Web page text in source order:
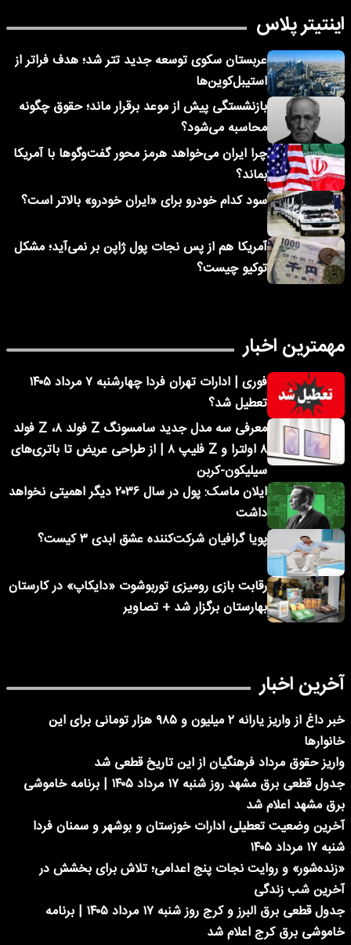
اینتیتر پلاس
عربستان سکوی توسعه جدید تتر شد؛ هدف فراتر از
استیبل‌کوین‌ها
بازنشستگی پیش از موعد برقرار ماند؛ حقوق چگونه
محاسبه می‌شود؟
چرا ایران می‌خواهد هرمز محور گفت‌وگوها با آمریکا
بماند؟
سود کدام خودرو برای «ایران خودرو» بالاتر است؟
آمریکا هم از پس نجات پول ژاپن بر نمی‌آید؛ مشکل
توکیو چیست؟
مهمترین اخبار
فوری | ادارات تهران فردا چهارشنبه ۷ مرداد ۱۴۰۵
تعطیل شد؟
معرفی سه مدل جدید سامسونگ Z فولد ۸، Z فولد
۸ اولترا و Z فلیپ ۸ | از طراحی عریض تا باتری‌های
سیلیکون-کربن
ایلان ماسک: پول در سال ۲۰۳۶ دیگر اهمیتی نخواهد
داشت
پویا گرافیان شرکت‌کننده عشق ابدی ۳ کیست؟
رقابت بازی رومیزی توربوشوت «دایکاپ» در کارستان
بهارستان برگزار شد + تصاویر
آخرین اخبار
خبر داغ از واریز یارانه ۲ میلیون و ۹۸۵ هزار تومانی برای این
خانوارها
واریز حقوق مرداد فرهنگیان از این تاریخ قطعی شد
جدول قطعی برق مشهد روز شنبه ۱۷ مرداد ۱۴۰۵ | برنامه خاموشی
برق مشهد اعلام شد
آخرین وضعیت تعطیلی ادارات خوزستان و بوشهر و سمنان فردا
شنبه ۱۷ مرداد ۱۴۰۵
«زنده‌شور» و روایت نجات پنج اعدامی؛ تلاش برای بخشش در
آخرین شب زندگی
جدول قطعی برق البرز و کرج روز شنبه ۱۷ مرداد ۱۴۰۵ | برنامه
خاموشی برق کرج اعلام شد